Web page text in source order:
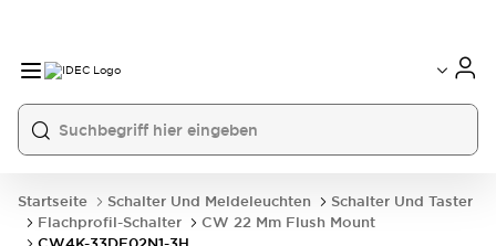
Startseite Schalter Und Meldeleuchten
Schalter Und Taster
Flachprofil-Schalter
CW 22 Mm Flush Mount